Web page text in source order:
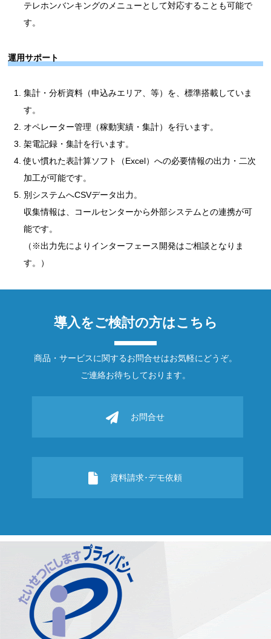
テレホンバンキングのメニューとして対応することも可能で
す。
運用サポート
集計・分析資料（申込みエリア、等）を、標準搭載していま
す。
オペレーター管理（稼動実績・集計）を行います。
架電記録・集計を行います。
使い慣れた表計算ソフト（Excel）への必要情報の出力・二次
加工が可能です。
別システムへCSVデータ出力。
収集情報は、コールセンターから外部システムとの連携が可
能です。
（※出力先によりインターフェース開発はご相談となりま
す。）
導入をご検討の方はこちら
商品・サービスに関するお問合せはお気軽にどうぞ。
ご連絡お待ちしております。
お問合せ
資料請求･デモ依頼